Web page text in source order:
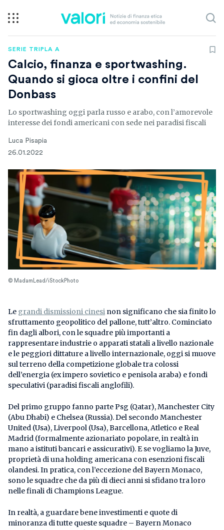
SERIE TRIPLA A
Calcio, finanza e sportwashing.
Quando si gioca oltre i confini del
Donbass
Lo sportwashing oggi parla russo e arabo, con l’amorevole
interesse dei fondi americani con sede nei paradisi fiscali
Luca Pisapia
26.01.2022
© MadamLead/iStockPhoto
Le grandi dismissioni cinesi non significano che sia finito lo
sfruttamento geopolitico del pallone, tutt’altro. Cominciato
fin dagli albori, con le squadre più importanti a
rappresentare industrie o apparati statali a livello nazionale
e le peggiori dittature a livello internazionale, oggi si muove
sul terreno della competizione globale tra colossi
dell’energia (ex impero sovietico e penisola araba) e fondi
speculativi (paradisi fiscali anglofili).
Del primo gruppo fanno parte Psg (Qatar), Manchester City
(Abu Dhabi) e Chelsea (Russia). Del secondo Manchester
United (Usa), Liverpool (Usa), Barcellona, Atletico e Real
Madrid (formalmente azionariato popolare, in realtà in
mano a istituti bancari e assicurativi). E se vogliamo la Juve,
proprietà di una holding americana con esenzioni fiscali
olandesi. In pratica, con l’eccezione del Bayern Monaco,
sono le squadre che da più di dieci anni si sfidano tra loro
nelle finali di Champions League.
In realtà, a guardare bene investimenti e quote di
minoranza di tutte queste squadre – Bayern Monaco